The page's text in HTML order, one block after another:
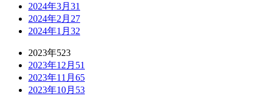
2024年3月 31
2024年2月 27
2024年1月 32
2023年523
2023年12月 51
2023年11月 65
2023年10月 53